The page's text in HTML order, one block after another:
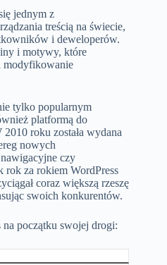
jednym z
treścią na świecie,
i deweloperów.
i motywy, które
modyfikowanie
tylko popularnym
platformą do
roku została wydana
nowych
czy
rok za rokiem WordPress
coraz większą rzeszę
swoich konkurentów.
na początku swojej drogi: